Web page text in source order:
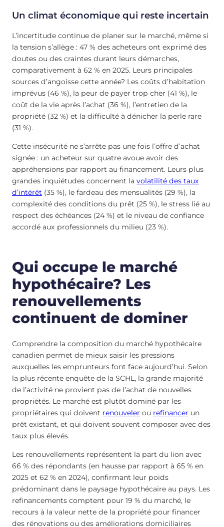
Un climat économique qui reste incertain
L’incertitude continue de planer sur le marché, même si
la tension s’allège : 47 % des acheteurs ont exprimé des
doutes ou des craintes durant leurs démarches,
comparativement à 62 % en 2025. Leurs principales
sources d’angoisse cette année? Les coûts d’habitation
imprévus (46 %), la peur de payer trop cher (41 %), le
coût de la vie après l’achat (36 %), l’entretien de la
propriété (32 %) et la difficulté à dénicher la perle rare
(31 %).
Cette insécurité ne s’arrête pas une fois l’offre d’achat
signée : un acheteur sur quatre avoue avoir des
appréhensions par rapport au financement. Leurs plus
grandes inquiétudes concernent la volatilité des taux
d’intérêt (35 %), le fardeau des mensualités (29 %), la
complexité des conditions du prêt (25 %), le stress lié au
respect des échéances (24 %) et le niveau de confiance
accordé aux professionnels du milieu (23 %).
Qui occupe le marché
hypothécaire? Les
renouvellements
continuent de dominer
Comprendre la composition du marché hypothécaire
canadien permet de mieux saisir les pressions
auxquelles les emprunteurs font face aujourd’hui. Selon
la plus récente enquête de la SCHL, la grande majorité
de l’activité ne provient pas de l’achat de nouvelles
propriétés. Le marché est plutôt dominé par les
propriétaires qui doivent renouveler ou refinancer un
prêt existant, et qui doivent souvent composer avec des
taux plus élevés.
Les renouvellements représentent la part du lion avec
66 % des répondants (en hausse par rapport à 65 % en
2025 et 62 % en 2024), confirmant leur poids
prédominant dans le paysage hypothécaire au pays. Les
refinancements comptent pour 19 % du marché, le
recours à la valeur nette de la propriété pour financer
des rénovations ou des améliorations domiciliaires